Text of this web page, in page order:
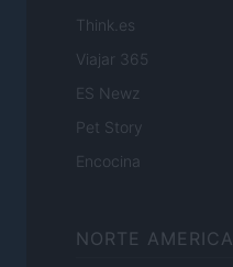
Think.es
Viajar 365
ES Newz
Pet Story
Encocina
NORTE AMERICA